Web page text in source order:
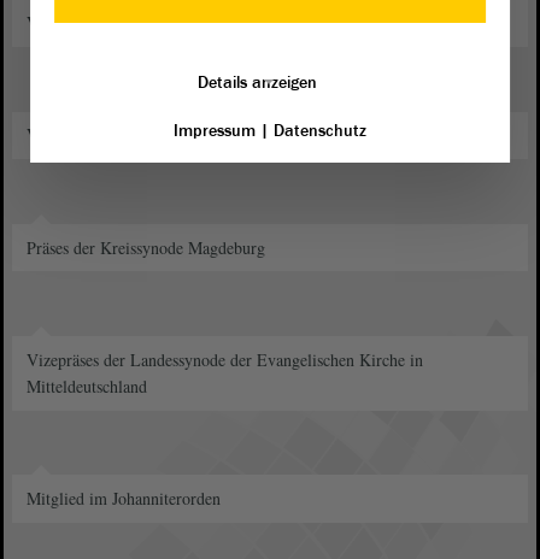
Vorsitzender im "Steuben-Schurz-Gesellschaft e. V."
Vorsitzender im Domgemeindekirchenrat Magdeburg
Präses der Kreissynode Magdeburg
Vizepräses der Landessynode der Evangelischen Kirche in
Mitteldeutschland
Mitglied im Johanniterorden
Details anzeigen
Impressum| Datenschutz